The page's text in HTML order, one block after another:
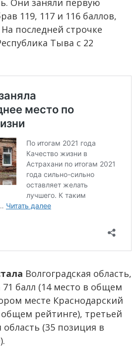
Они заняли первую
119, 117 и 116 баллов,
последней строчке
Тыва с 22
Волгоградская область,
71 балл (14 место в общем
месте Краснодарский
рейтинге), третьей
область (35 позиция в